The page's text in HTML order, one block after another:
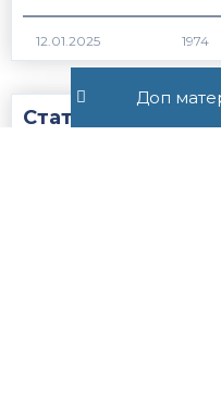
Доп
1974
Статья 27.19.1.